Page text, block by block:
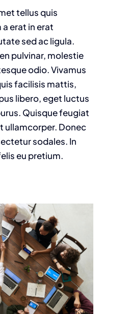
tellus quis
erat in erat
sed ac ligula.
pulvinar, molestie
odio. Vivamus
facilisis mattis,
libero, eget luctus
Quisque feugiat
ullamcorper. Donec
sodales. In
eu pretium.